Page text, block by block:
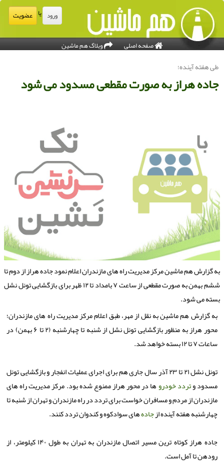
ورود عضویت
صفحه اصلی وبلاگ هم ماشین
طی هفته آینده؛
جاده هراز به صورت مقطعی مسدود می شود
گزارش هم ماشین مرکز مدیریت راه های مازندران اعلام نمود جاده هراز از دوم تا
ششم بهمن به صورت مقطعی از ساعت ۷ بامداد تا ۱۲ ظهر برای بازگشایی تونل نشل
می شود.
به گزارش هم ماشین به نقل از مهر، طبق اعلام مرکز مدیریت راه های مازندران؛
محور هراز به منظور بازگشایی تونل نشل از شنبه تا چهارشنبه (۲ تا ۶ بهمن) در
ساعات ۷ تا ۱۲ بسته خواهد شد.
تونل نشل ۲۱ تا ۲۳ آذر سال جاری هم برای اجرای عملیات انفجار و بازگشایی تونل
مسدود وترددخودروها در محور هراز ممنوع شده بود. مرکز مدیریت راه های
مازندران از مردم و مسافران خواست برای تردد در راه مازندران و تهران از شنبه تا
چهارشنبه هفته آینده ازجادههای سوادکوه و کندوان تردد کنند.
جاده هراز کوتاه ترین مسیر اتصال مازندران به تهران به طول ۱۴۰ کیلومتر، از
رودهن تا آمل است.